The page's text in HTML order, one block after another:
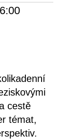
cestě
témat,